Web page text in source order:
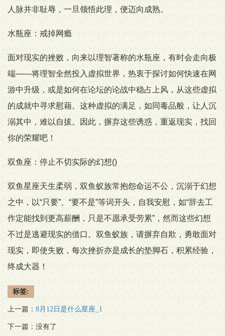
人脉并非耻辱，一旦领悟此理，便迈向成熟。
水瓶座：戒掉网瘾
面对现实的挫败，向来以理智著称的水瓶座，有时会走向极
端——将理智全然投入虚拟世界，热衷于探讨如何快速在网
游中升级，或是如何在论坛的论战中稳占上风，从这些虚拟
的成就中寻求慰藉。这种虚拟的满足，如同毒品般，让人沉
溺其中，难以自拔。因此，摒弃这些诱惑，重返现实，找回
你的荣耀吧！
双鱼座：停止不切实际的幻想()
双鱼星座天生柔弱，双鱼蚁族常抱怨命运不公，沉溺于幻想
之中，以“只要”、“要不是”等词开头，自我安慰，如“辞去工
作定能找到更高薪酬，只是不愿承受劳累”，然而这些幻想
不过是逃避现实的借口。双鱼蚁族，请摒弃自欺，勇敢面对
现实，即使失败，每次挫折亦是成长的垫脚石，积累经验，
终成大器！
标签:
上一篇： 8月12日是什么星座_1
下一篇：没有了